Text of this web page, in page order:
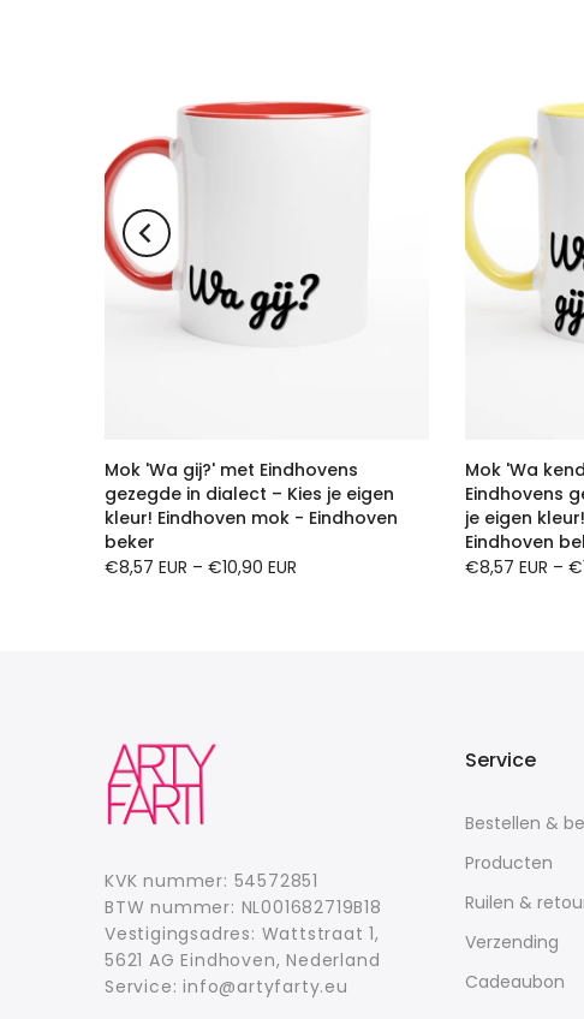
Mok 'Wa gij?' met Eindhovens
gezegde in dialect – Kies je eigen
kleur! Eindhoven mok - Eindhoven
beker
€8,57 EUR – €10,90 EUR
Mok 'Wa
Eindhovens
je eigen
Eindhoven
€8,57 EUR –
KVK nummer: 54572851
BTW nummer: NL001682719B18
Vestigingsadres: Wattstraat 1,
5621 AG Eindhoven, Nederland
Service: info@artyfarty.eu
Service
Bestellen &
Producten
Ruilen &
Verzending
Cadeaubon